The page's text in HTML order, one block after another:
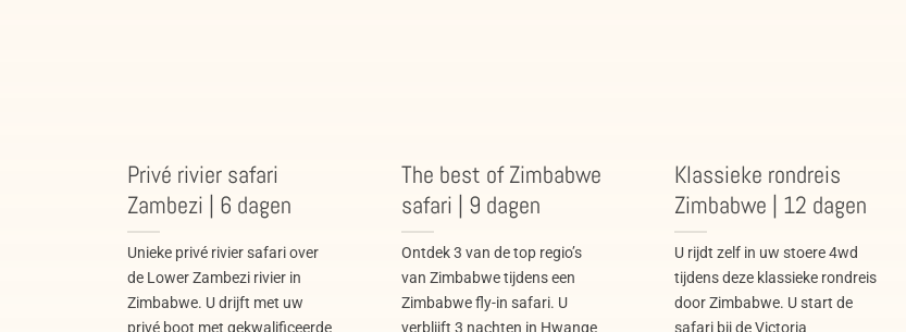
Privé rivier safari
Zambezi | 6 dagen
Unieke privé rivier safari over
de Lower Zambezi rivier in
Zimbabwe. U drijft met uw
The best of Zimbabwe
safari | 9 dagen
Ontdek 3 van de top regio’s
van Zimbabwe tijdens een
Zimbabwe fly-in safari. U
Klassieke rondreis
Zimbabwe | 12 dagen
U rijdt zelf in uw stoere 4wd
tijdens deze klassieke rondreis
door Zimbabwe. U start de